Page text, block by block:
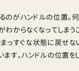
のがハンドルの位置。
からなくなってしまう
まっすぐな状態に戻せな
す。ハンドルの位置を